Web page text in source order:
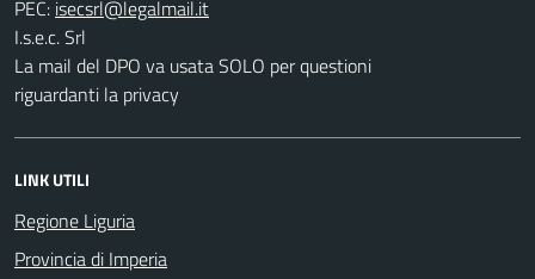
PEC:
I.s.e.c. Srl
La mail del DPO va usata SOLO per questioni
riguardanti la privacy
LINK UTILI
Regione Liguria
Provincia di Imperia